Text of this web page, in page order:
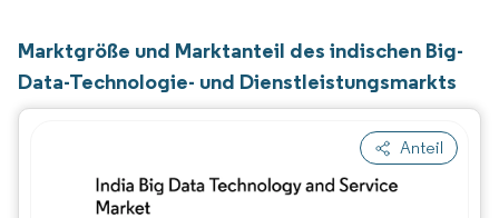
Marktgröße und Marktanteil des indischen Big-
Data-Technologie- und Dienstleistungsmarkts
Anteil